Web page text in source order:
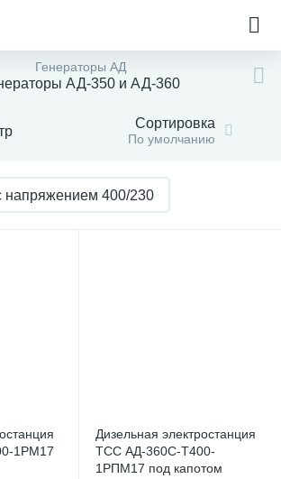
Генераторы АД
АД-350 и АД-360
Сортировка
По умолчанию
напряжением 400/230
1РМ17
Дизельная электростанция
ТСС АД-360С-Т400-
1РПМ17 под капотом